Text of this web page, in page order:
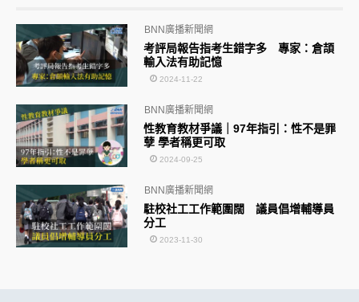
考評局報告指考生錯字多 專家：倉頡
輸入法有助記憶
BNN廣播新聞網
2024-11-22
性教育教材爭議｜97年指引：性不是罪
孽 學者稱更可取
BNN廣播新聞網
2024-09-25
駐校社工工作範圍闊 議員倡增輔導員
分工
BNN廣播新聞網
2023-11-30